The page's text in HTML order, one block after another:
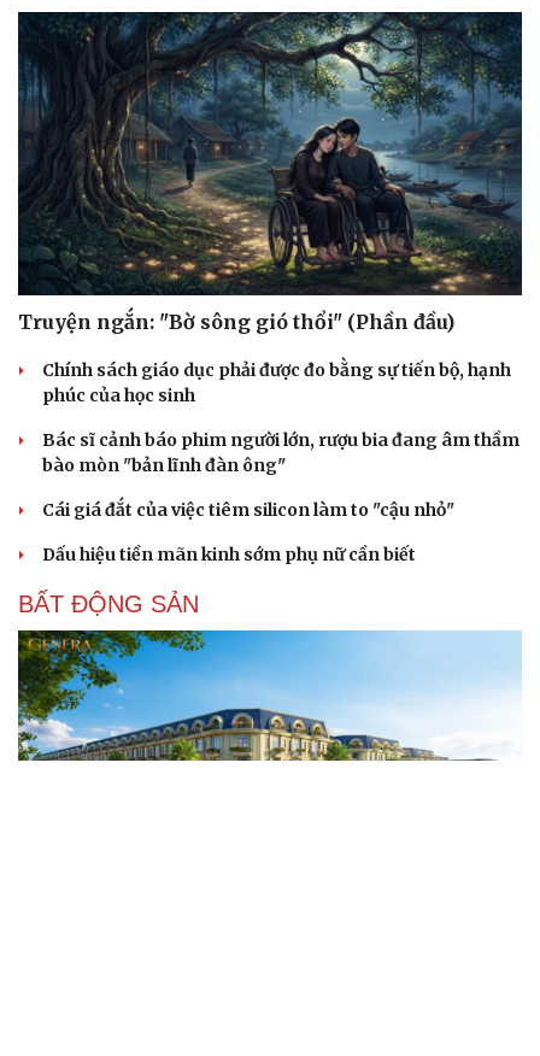
Truyện ngắn: "Bờ sông gió thổi" (Phần đầu)
Chính sách giáo dục phải được đo bằng sự tiến bộ, hạnh
phúc của học sinh
Bác sĩ cảnh báo phim người lớn, rượu bia đang âm thầm
bào mòn "bản lĩnh đàn ông"
Cái giá đắt của việc tiêm silicon làm to "cậu nhỏ"
Dấu hiệu tiền mãn kinh sớm phụ nữ cần biết
BẤT ĐỘNG SẢN